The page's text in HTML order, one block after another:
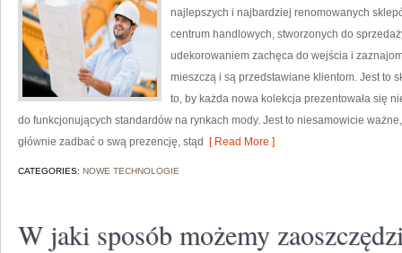
najlepszych i najbardziej renomowanych
centrum handlowych, stworzonych do
udekorowaniem zachęca do wejścia i
mieszczą i są przedstawiane klientom. Jest to
to, by każda nowa kolekcja prezentowała się
do funkcjonujących standardów na rynkach mody. Jest to niesamowicie
głównie zadbać o swą prezencję, stąd
[ Read More ]
CATEGORIES: NOWE TECHNOLOGIE
W jaki sposób możemy